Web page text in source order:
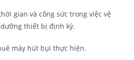
gian và công sức trong việc vệ
thiết bị định kỳ.
máy hút bụi thực hiện.